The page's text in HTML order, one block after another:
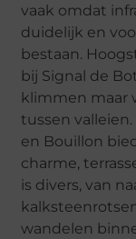
vaak omdat
duidelijk en
bestaan.
bij Signal de
klimmen maar
tussen valleien.
en Bouillon
charme,
is divers, van
wandelen